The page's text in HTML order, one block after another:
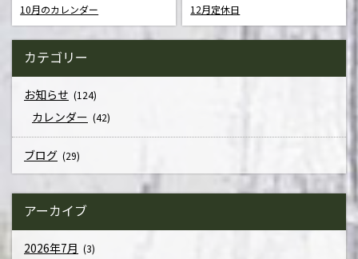
10月のカレンダー 12月定休日
カテゴリー
お知らせ (124)
カレンダー (42)
ブログ (29)
アーカイブ
2026年7月 (3)